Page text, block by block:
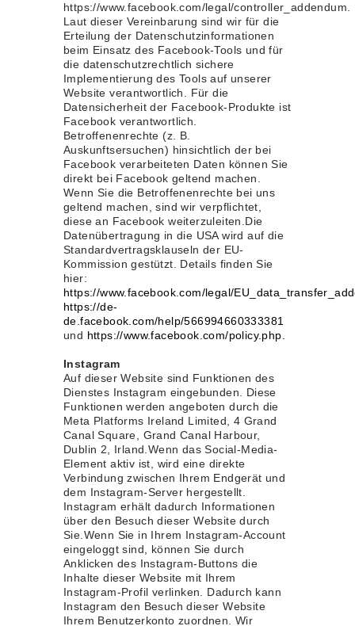
https://www.facebook.com/legal/controller_addendum.
Laut dieser Vereinbarung sind wir für die
Erteilung der Datenschutzinformationen
beim Einsatz des Facebook-Tools und für
die datenschutzrechtlich sichere
Implementierung des Tools auf unserer
Website verantwortlich. Für die
Datensicherheit der Facebook-Produkte ist
Facebook verantwortlich.
Betroffenenrechte (z. B.
Auskunftsersuchen) hinsichtlich der bei
Facebook verarbeiteten Daten können Sie
direkt bei Facebook geltend machen.
Wenn Sie die Betroffenenrechte bei uns
geltend machen, sind wir verpflichtet,
diese an Facebook weiterzuleiten.Die
Datenübertragung in die USA wird auf die
Standardvertragsklauseln der EU-
Kommission gestützt. Details finden Sie
hier:
https://www.facebook.com/legal/
https://de-
de.facebook.com/help/566994660333381
und https://www.facebook.com/policy.php.
Instagram
Auf dieser Website sind Funktionen des
Dienstes Instagram eingebunden. Diese
Funktionen werden angeboten durch die
Meta Platforms Ireland Limited, 4 Grand
Canal Square, Grand Canal Harbour,
Dublin 2, Irland.Wenn das Social-Media-
Element aktiv ist, wird eine direkte
Verbindung zwischen Ihrem Endgerät und
dem Instagram-Server hergestellt.
Instagram erhält dadurch Informationen
über den Besuch dieser Website durch
Sie.Wenn Sie in Ihrem Instagram-Account
eingeloggt sind, können Sie durch
Anklicken des Instagram-Buttons die
Inhalte dieser Website mit Ihrem
Instagram-Profil verlinken. Dadurch kann
Instagram den Besuch dieser Website
Ihrem Benutzerkonto zuordnen. Wir